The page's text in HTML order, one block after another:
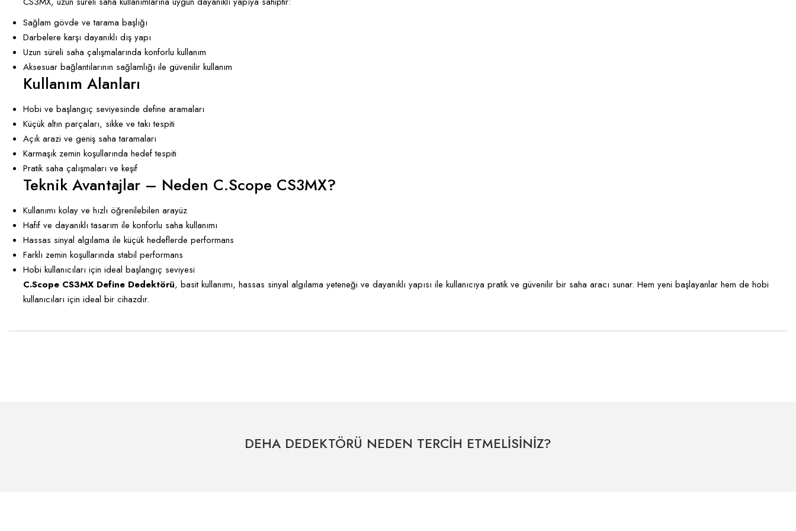
Sağlam gövde ve tarama başlığı
Darbelere karşı dayanıklı dış yapı
Uzun süreli saha çalışmalarında konforlu kullanım
Aksesuar bağlantılarının sağlamlığı ile güvenilir kullanım
Kullanım Alanları
Hobi ve başlangıç seviyesinde define aramaları
Küçük altın parçaları, sikke ve takı tespiti
Açık arazi ve geniş saha taramaları
Karmaşık zemin koşullarında hedef tespiti
Pratik saha çalışmaları ve keşif
Teknik Avantajlar – Neden C.Scope CS3MX?
Kullanımı kolay ve hızlı öğrenilebilen arayüz
Hafif ve dayanıklı tasarım ile konforlu saha kullanımı
Hassas sinyal algılama ile küçük hedeflerde performans
Farklı zemin koşullarında stabil performans
Hobi kullanıcıları için ideal başlangıç seviyesi
C.Scope CS3MX Define Dedektörü, basit kullanımı, hassas sinyal algılama yeteneği ve dayanıklı yapısı ile kullanıcıya pratik ve güvenilir bir saha aracı sunar. Hem yeni başlayanlar hem de hobi
kullanıcıları için ideal bir cihazdır.
DEHA DEDEKTÖRÜ NEDEN TERCİH ETMELİSİNİZ?